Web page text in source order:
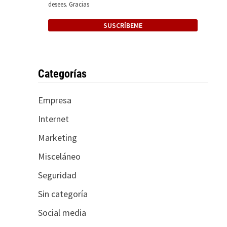
desees. Gracias
Categorías
Empresa
Internet
Marketing
Misceláneo
Seguridad
Sin categoría
Social media